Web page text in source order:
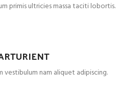
primis ultricies massa taciti lobortis.
vestibulum nam aliquet adipiscing.